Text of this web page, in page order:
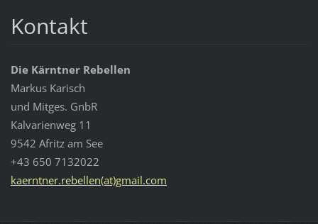
Kontakt
Die Kärntner Rebellen
Markus Karisch
und Mitges. GnbR
Kalvarienweg 11
9542 Afritz am See
+43 650 7132022
kaerntner.rebellen(at)gmail.com